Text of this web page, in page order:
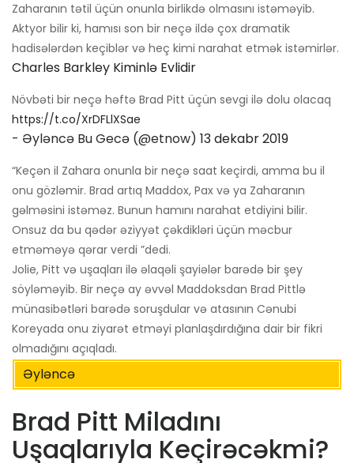
Zaharanın tətil üçün onunla birlikdə olmasını istəməyib.
Aktyor bilir ki, hamısı son bir neçə ildə çox dramatik
hadisələrdən keçiblər və heç kimi narahat etmək istəmirlər.
Charles Barkley Kiminlə Evlidir
Növbəti bir neçə həftə Brad Pitt üçün sevgi ilə dolu olacaq
https://t.co/XrDFLlXSae
- Əyləncə Bu Gecə (@etnow) 13 dekabr 2019
“Keçən il Zahara onunla bir neçə saat keçirdi, amma bu il
onu gözləmir. Brad artıq Maddox, Pax və ya Zaharanın
gəlməsini istəməz. Bunun hamını narahat etdiyini bilir.
Onsuz da bu qədər əziyyət çəkdikləri üçün məcbur
etməməyə qərar verdi ”dedi.
Jolie, Pitt və uşaqları ilə əlaqəli şayiələr barədə bir şey
söyləməyib. Bir neçə ay əvvəl Maddoksdan Brad Pittlə
münasibətləri barədə soruşdular və atasının Cənubi
Koreyada onu ziyarət etməyi planlaşdırdığına dair bir fikri
olmadığını açıqladı.
Əyləncə
Brad Pitt Miladını
Uşaqlarıyla Keçirəcəkmi?